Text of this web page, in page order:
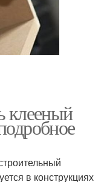
клееный
в конструкциях